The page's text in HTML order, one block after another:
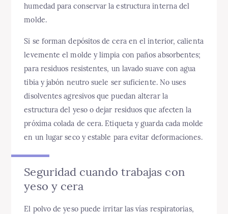
humedad para conservar la estructura interna del
molde.
Si se forman depósitos de cera en el interior, calienta
levemente el molde y limpia con paños absorbentes;
para residuos resistentes, un lavado suave con agua
tibia y jabón neutro suele ser suficiente. No uses
disolventes agresivos que puedan alterar la
estructura del yeso o dejar residuos que afecten la
próxima colada de cera. Etiqueta y guarda cada molde
en un lugar seco y estable para evitar deformaciones.
Seguridad cuando trabajas con
yeso y cera
El polvo de yeso puede irritar las vías respiratorias,